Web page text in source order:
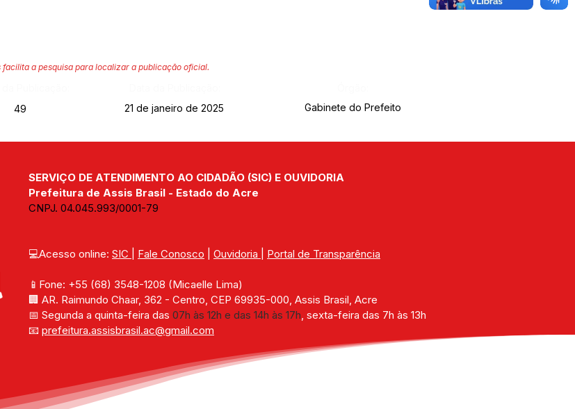
a pesquisa para localizar a publicação oficial.
49 21 de janeiro de 2025 Gabinete do Prefeito
SERVIÇO DE ATENDIMENTO AO CIDADÃO (SIC) E OUVIDORIA
Prefeitura de Assis Brasil - Estado do Acre
CNPJ. 04.045.993/0001-79
💻Acesso online: SIC Fale Conosco Ouvidoria Portal de Transparência
📱Fone: +55 (68) 3548-1208 (Micaelle Lima)
🏢 AR. Raimundo Chaar, 362 - Centro, CEP 69935-000, Assis Brasil, Acre
📅 Segunda a quinta-feira das 07h às 12h e das 14h às 17h, sexta-feira das 7h às 13h
📧 prefeitura.assisbrasil.ac@gmail.com